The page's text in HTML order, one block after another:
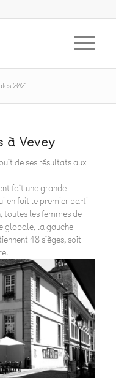
2021
à Vevey
de ses résultats aux
fait une grande
en fait le premier parti
toutes les femmes de
globale, la gauche
48 sièges, soit